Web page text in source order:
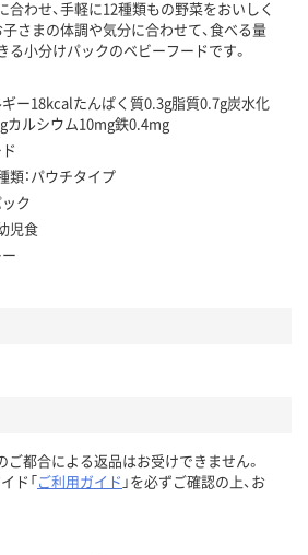
合わせ、手軽に12種類もの野菜をおいしく
さまの体調や気分に合わせて、食べる量
る小分けパックのベビーフードです。
ギー18kcalたんぱく質0.3g脂質0.7g炭水化
カルシウム10mg鉄0.4mg
類：パウチタイプ
ク
児食
ご都合による返品はお受けできません。
ド「ご利用ガイド 」を必ずご確認の上、お